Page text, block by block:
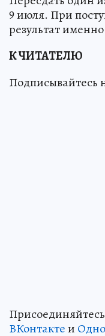
9 июля. При
результат
К ЧИТАТЕЛЮ
Подписывайтесь
ВКонтактеи